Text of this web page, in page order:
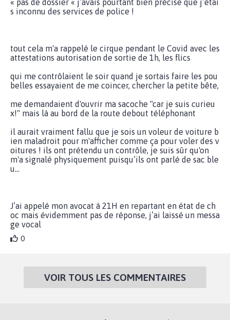
« pas de dossier « j’avais pourtant bien précisé que j’étai
s inconnu des services de police !
tout cela m'a rappelé le cirque pendant le Covid avec les
attestations autorisation de sortie de 1h, les flics
qui me contrôlaient le soir quand je sortais faire les pou
belles essayaient de me coincer, chercher la petite bête,
me demandaient d'ouvrir ma sacoche "car je suis curieu
x!" mais là au bord de la route debout téléphonant
il aurait vraiment fallu que je sois un voleur de voiture b
ien maladroit pour m'afficher comme ça pour voler des v
oitures ! ils ont prétendu un contrôle, je suis sûr qu'on
m'a signalé physiquement puisqu’ils ont parlé de sac ble
u...
J’ai appelé mon avocat à 21H en repartant en état de ch
oc mais évidemment pas de réponse, j’ai laissé un messa
ge vocal
0
VOIR TOUS LES COMMENTAIRES